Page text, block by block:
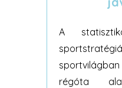
A
régóta